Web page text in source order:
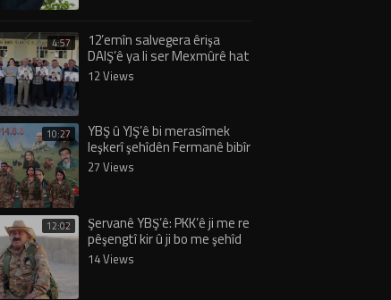
4:57 12’emîn salvegera êrişa
DAIŞ’ê ya li ser Mexmûrê hat
şermezar kirin
12 Views
10:27 YBŞ û YJŞ’ê bi merasîmek
leşkerî şehîdên Fermanê bibîr
anîn
27 Views
12:02 Şervanê YBŞ’ê: PKK’ê ji me re
pêşengtî kir û ji bo me şehîd
ketin
14 Views